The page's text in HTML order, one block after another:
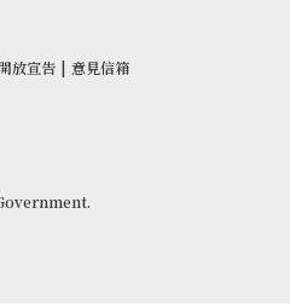
放宣告 | 意見信箱